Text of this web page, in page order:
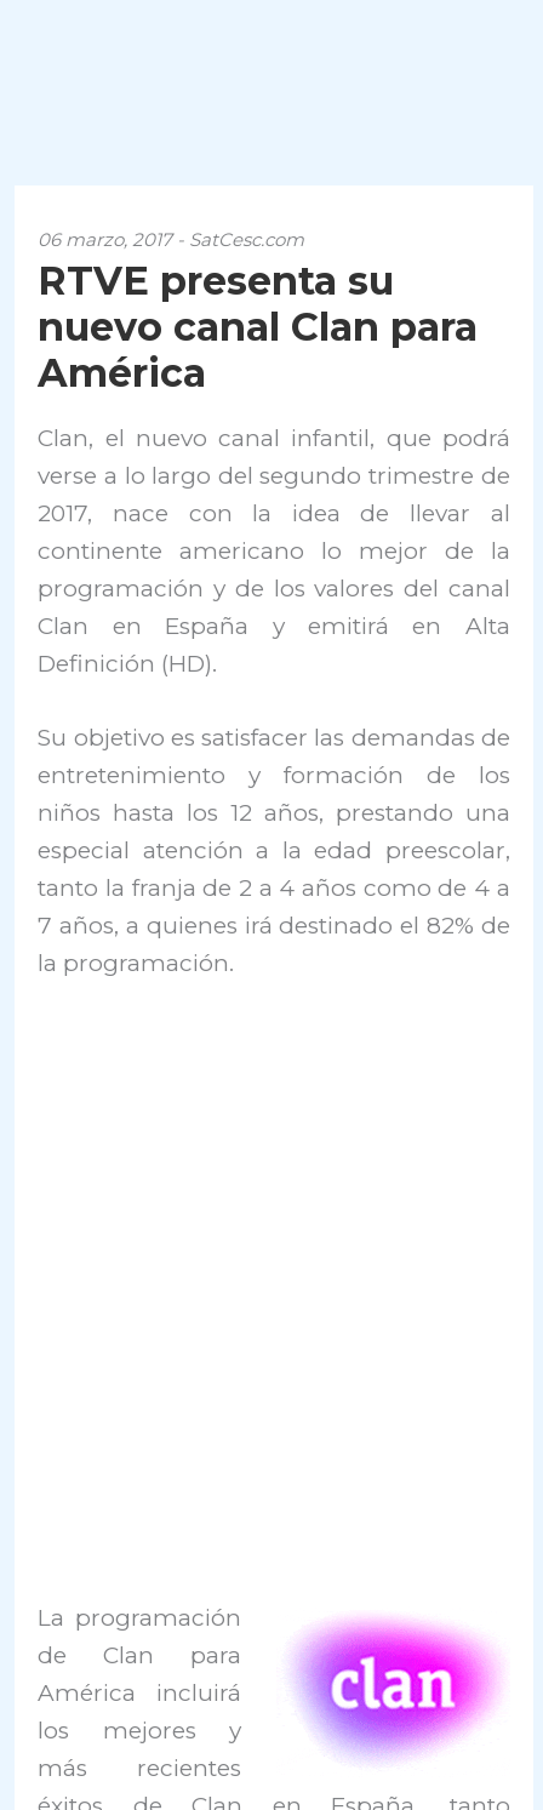
06 marzo, 2017 - SatCesc.com
RTVE presenta su
nuevo canal Clan para
América
Clan, el nuevo canal infantil, que podrá
verse a lo largo del segundo trimestre de
2017, nace con la idea de llevar al
continente americano lo mejor de la
programación y de los valores del canal
Clan en España y emitirá en Alta
Definición (HD).
Su objetivo es satisfacer las demandas de
entretenimiento y formación de los
niños hasta los 12 años, prestando una
especial atención a la edad preescolar,
tanto la franja de 2 a 4 años como de 4 a
7 años, a quienes irá destinado el 82% de
la programación.
La programación
de Clan para
América incluirá
los mejores y
más recientes